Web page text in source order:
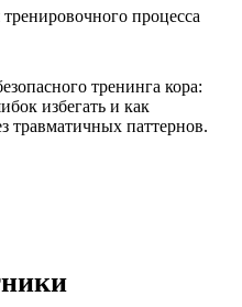
процесса
тренинга кора:
избегать и как
травматичных паттернов.